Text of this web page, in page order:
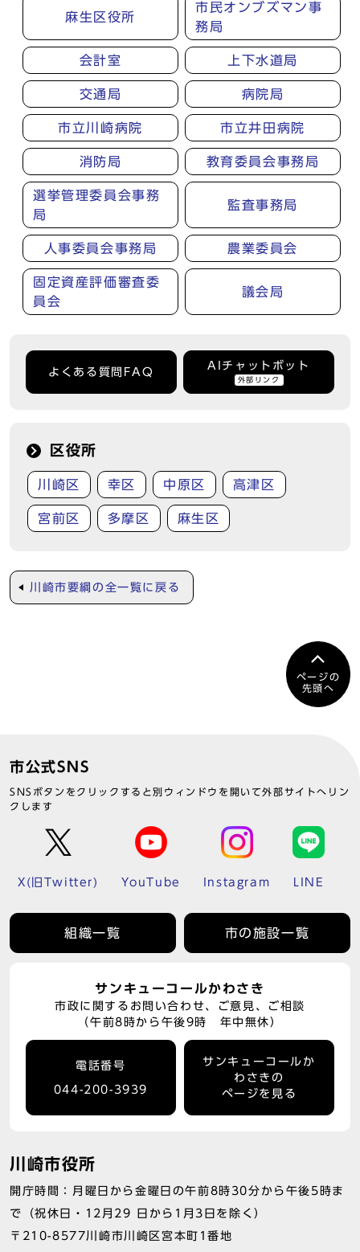
麻生区役所
市民オンブズマン事
務局
会計室 上下水道局
交通局 病院局
市立川崎病院 市立井田病院
消防局 教育委員会事務局
選挙管理委員会事務
局
監査事務局
人事委員会事務局 農業委員会
固定資産評価審査委
員会
議会局
よくある質問FAQ
AIチャットボット
外部リンク
区役所
川崎区 幸区 中原区 高津区
宮前区 多摩区 麻生区
川崎市要綱の全一覧に戻る
ページの
先頭へ
市公式SNS
SNSボタンをクリックすると別ウィンドウを開いて外部サイトへリン
クします
X(旧Twitter) YouTube Instagram LINE
組織一覧 市の施設一覧
サンキューコールかわさき
市政に関するお問い合わせ、ご意見、ご相談
（午前8時から午後9時 年中無休）
電話番号
044-200-3939
サンキューコールか
わさきの
ページを見る
川崎市役所
開庁時間：月曜日から金曜日の午前8時30分から午後5時ま
で（祝休日・12月29 日から1月3日を除く）
〒210-8577川崎市川崎区宮本町1番地